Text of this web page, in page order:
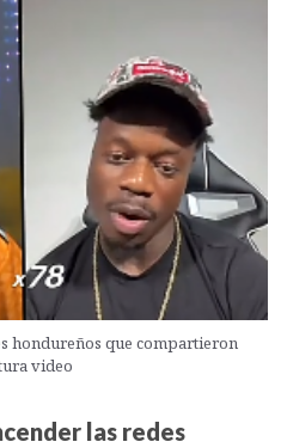
hondureños que compartieron
video
las redes